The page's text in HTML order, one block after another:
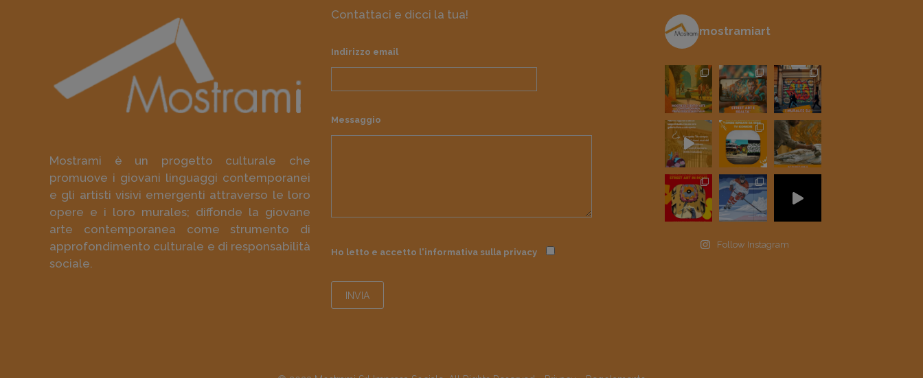
Mostrami è un progetto culturale che
promuove i giovani linguaggi contemporanei
e gli artisti visivi emergenti attraverso le loro
opere e i loro murales; diffonde la giovane
arte contemporanea come strumento di
approfondimento culturale e di responsabilità
sociale.
Contattaci e dicci la tua!
Indirizzo email
Messaggio
Ho letto e accetto l'informativa sulla privacy
mostramiart
Follow Instagram